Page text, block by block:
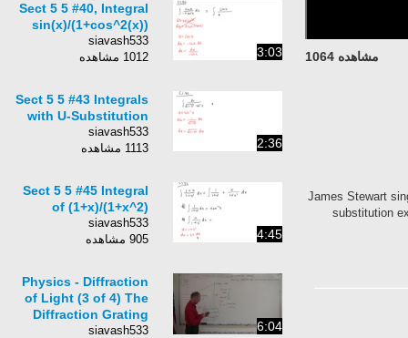
مشاهده 1064
James Stewart
substitution
3:03
Sect 5 5 #40, Integral
sin(x)/(1+cos^2(x))
siavash533
1012 مشاهده
2:36
Sect 5 5 #43 Integrals
with U-Substitution
siavash533
1113 مشاهده
4:45
Sect 5 5 #45 Integral
of (1+x)/(1+x^2)
siavash533
905 مشاهده
6:04
Physics - Diffraction
of Light (3 of 4) The
Diffraction Grating
siavash533